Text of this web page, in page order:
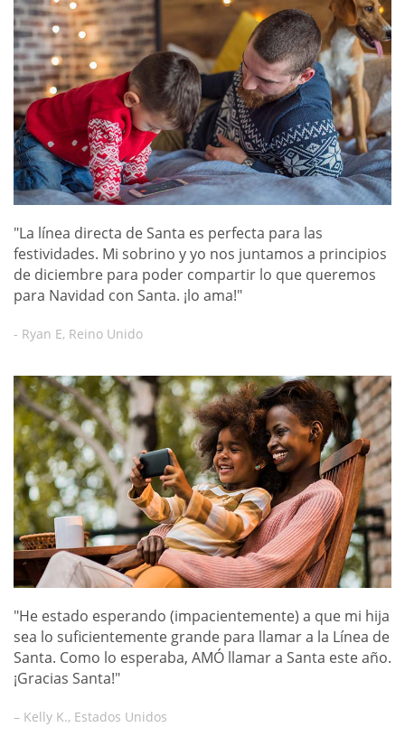
"La línea directa de Santa es perfecta para las
festividades. Mi sobrino y yo nos juntamos a principios
de diciembre para poder compartir lo que queremos
para Navidad con Santa. ¡lo ama!"
- Ryan E, Reino Unido
"He estado esperando (impacientemente) a que mi hija
sea lo suficientemente grande para llamar a la Línea de
Santa. Como lo esperaba, AMÓ llamar a Santa este año.
¡Gracias Santa!"
– Kelly K., Estados Unidos